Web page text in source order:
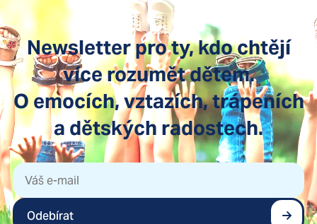
Newsletter pro ty, kdo chtějí
více rozumět dětem.
O emocích, vztazích, trápeních
a dětských radostech.
Odebírat